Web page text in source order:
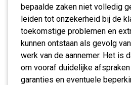
bepaalde zaken niet volledig
leiden tot onzekerheid bij de
toekomstige problemen en
kunnen ontstaan als gevolg
werk van de aannemer. Het is
om vooraf duidelijke
garanties en eventuele